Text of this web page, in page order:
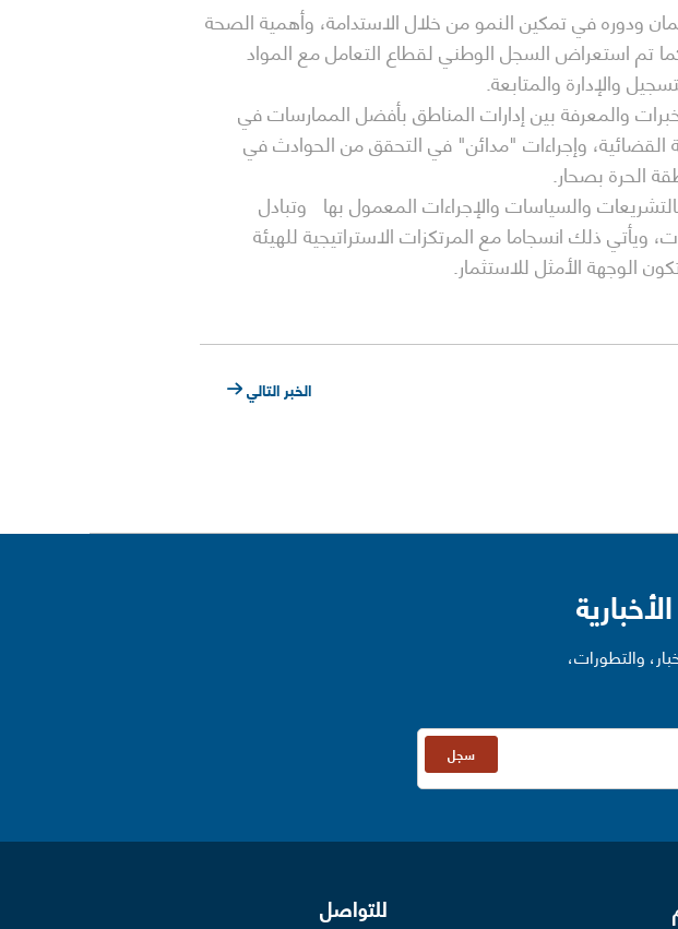
ودوره في تمكين النمو من خلال الاستدامة، وأهمية الصحة
تم استعراض السجل الوطني لقطاع التعامل مع المواد
والإدارة والمتابعة.
عروض مرئية لتبادل الخبرات والمعرفة بين إدارات المناطق بأفضل الممارسات في
القضائية، وإجراءات "مدائن" في التحقق من الحوادث في
الحرة بصحار.
والسياسات والإجراءات المعمول بها وتبادل
ذلك انسجاما مع المرتكزات الاستراتيجية للهيئة
الوجهة الأمثل للاستثمار.
الخبر التالي
والتطورات،
سجل
للتواصل